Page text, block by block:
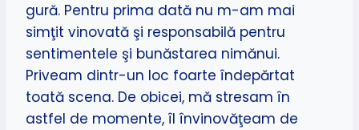
gură. Pentru prima dată nu m-am mai
simţit vinovată şi responsabilă pentru
sentimentele şi bunăstarea nimănui.
Priveam dintr-un loc foarte îndepărtat
toată scena. De obicei, mă stresam în
astfel de momente, îl învinovăţeam de